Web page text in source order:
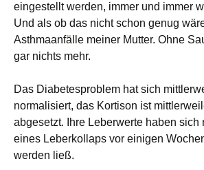
eingestellt werden, immer und immer
Und als ob das nicht schon genug
Asthmaanfälle meiner Mutter. Ohne
gar nichts mehr.
Das Diabetesproblem hat sich
normalisiert, das Kortison ist
abgesetzt. Ihre Leberwerte haben sich
eines Leberkollaps vor einigen
werden ließ.